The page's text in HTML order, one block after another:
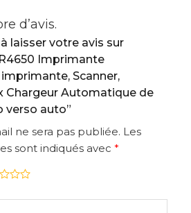
d’avis.
laisser votre avis sur
Imprimante
Scanner,
Chargeur Automatique de
verso auto”
ne sera pas publiée. Les
sont indiqués avec *